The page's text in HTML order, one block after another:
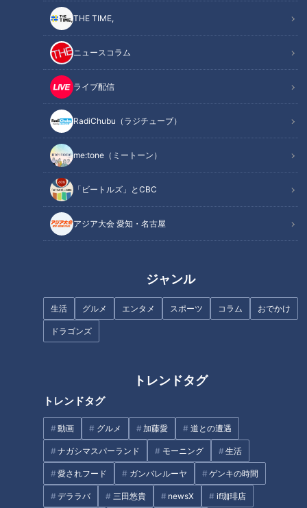
THE TIME,
ニュースコラム
ライブ配信
RadiChubu（ラジチューブ）
me:tone（ミートーン）
「ビートルズ」とCBC
アジア大会 愛知・名古屋
ジャンル
生活 グルメ エンタメ スポーツ コラム おでかけ
ドラゴンズ
トレンドタグ
トレンドタグ
動画 グルメ 加藤愛 道との遭遇
ナガシマスパーランド モーニング 生活
愛されフード ガンバレルーヤ ゲンキの時間
デララバ 三田悠貴 newsX if珈琲店
サウナに芸人登場！？最新エンタメ銭湯「湯～とぴあ宝」
オススメ関連コンテンツ
最新サウナが続々登場！リニューアオープンした
「キャナルリゾート」
CBCテレビ『花咲かタイムズ』うなずキング
日本最大級の広さを誇る温浴施設「キャナルリゾート」（入泉
た露天風呂が5種類に、泳げる水風呂、一度に60人が入れる巨
大サウナがそろいます。